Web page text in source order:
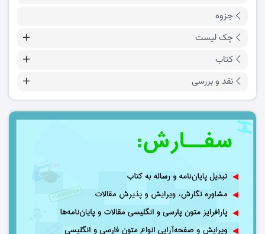
جزوه
چک لیست
کتاب
نقد و بررسی